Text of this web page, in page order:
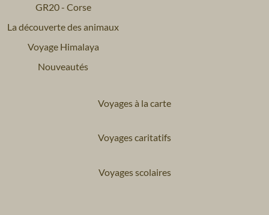
GR20 - Corse
La découverte des animaux
Voyage Himalaya
Nouveautés
Voyages à la carte
Voyages caritatifs
Voyages scolaires